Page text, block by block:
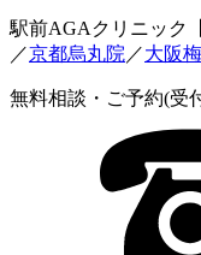
駅前AGAクリニック
／京都烏丸院 ／大阪
無料相談・ご予約(受